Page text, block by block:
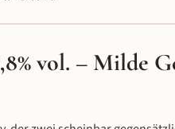
vol. – Milde